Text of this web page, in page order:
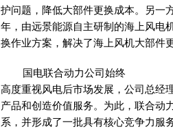
护问题，降低大部件更换成本。另一
年，由远景能源自主研制的海上风电
换作业方案，解决了海上风机大部件
国电联合动力公司始终
高度重视风电后市场发展，公司总经
产品和创造价值服务。为此，联合动
系，并形成了一批具有核心竞争力服